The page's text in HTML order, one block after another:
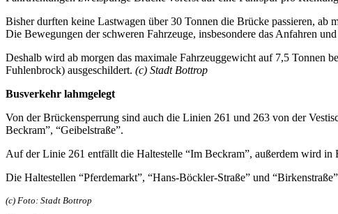
Bisher durften keine Lastwagen über 30 Tonnen die Brücke passieren,
Die Bewegungen der schweren Fahrzeuge, insbesondere das Anfahren
Deshalb wird ab morgen das maximale Fahrzeuggewicht auf 7,5 Tonnen
Fuhlenbrock) ausgeschildert. (c) Stadt Bottrop
Busverkehr lahmgelegt
Von der Brückensperrung sind auch die Linien 261 und 263 von der
Beckram”, “Geibelstraße”.
Auf der Linie 261 entfällt die Haltestelle “Im Beckram”, außerdem wird
Die Haltestellen “Pferdemarkt”, “Hans-Böckler-Straße” und
(c) Foto: Stadt Bottrop